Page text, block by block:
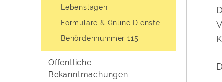
Lebenslagen
Formulare & Online Dienste
Behördennummer 115
Öffentliche
Bekanntmachungen